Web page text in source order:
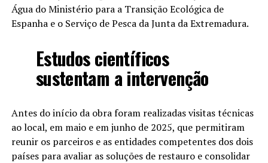
Água do Ministério para a Transição Ecológica de
Espanha e o Serviço de Pesca da Junta da Extremadura.
Estudos científicos
sustentam a intervenção
Antes do início da obra foram realizadas visitas técnicas
ao local, em maio e em junho de 2025, que permitiram
reunir os parceiros e as entidades competentes dos dois
países para avaliar as soluções de restauro e consolidar